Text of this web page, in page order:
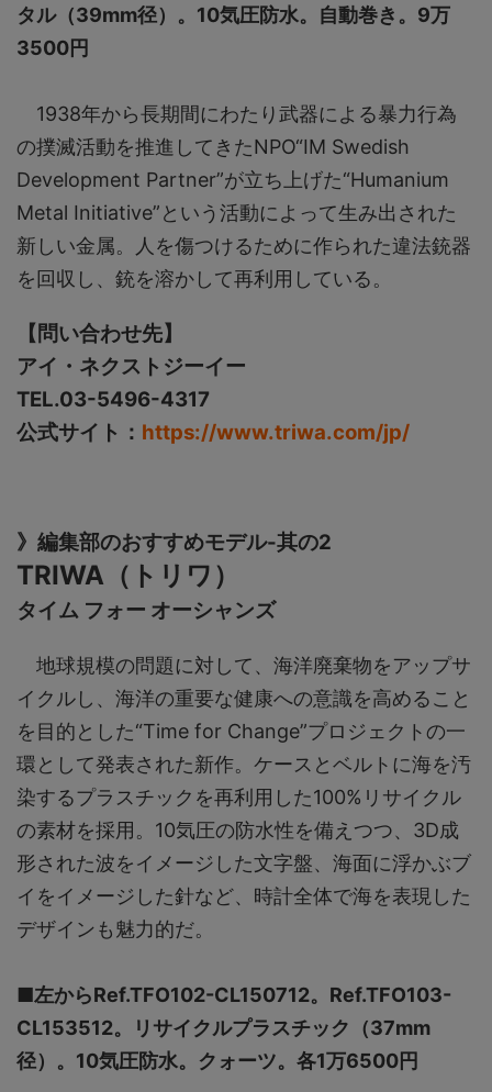
タル（39mm径）。10気圧防水。自動巻き。9万
3500円
1938年から長期間にわたり武器による暴力行為
の撲滅活動を推進してきたNPO“IM Swedish
Development Partner”が立ち上げた“Humanium
Metal Initiative”という活動によって生み出された
新しい金属。人を傷つけるために作られた違法銃器
を回収し、銃を溶かして再利用している。
【問い合わせ先】
アイ・ネクストジーイー
TEL.03-5496-4317
公式サイト： https://www.triwa.com/jp/
》編集部のおすすめモデル-其の2
TRIWA（トリワ）
タイム フォー オーシャンズ
地球規模の問題に対して、海洋廃棄物をアップサ
イクルし、海洋の重要な健康への意識を高めること
を目的とした“Time for Change”プロジェクトの一
環として発表された新作。ケースとベルトに海を汚
染するプラスチックを再利用した100%リサイクル
の素材を採用。10気圧の防水性を備えつつ、3D成
形された波をイメージした文字盤、海面に浮かぶブ
イをイメージした針など、時計全体で海を表現した
デザインも魅力的だ。
■左からRef.TFO102-CL150712。Ref.TFO103-
CL153512。リサイクルプラスチック（37mm
径）。10気圧防水。クォーツ。各1万6500円